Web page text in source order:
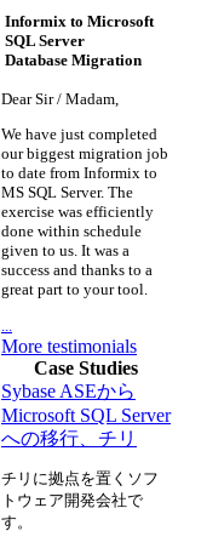
Informix to Microsoft
SQL Server
Database Migration
Dear Sir / Madam,
We have just completed
our biggest migration job
to date from Informix to
MS SQL Server. The
exercise was efficiently
done within schedule
given to us. It was a
success and thanks to a
great part to your tool.
More testimonials
Case Studies
Sybase ASEから
Microsoft SQL Server
への移行、チリ
チリに拠点を置くソフ
トウェア開発会社で
す。